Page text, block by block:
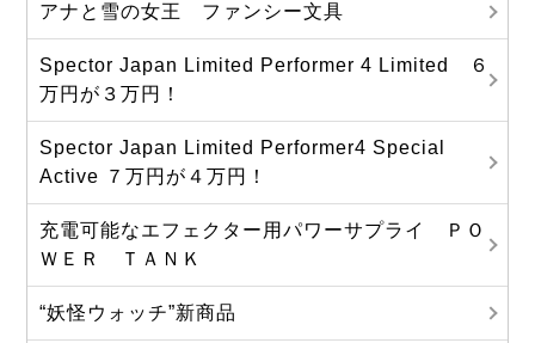
アナと雪の女王 ファンシー文具
Spector Japan Limited Performer 4 Limited ６
万円が３万円！
Spector Japan Limited Performer4 Special
Active ７万円が４万円！
充電可能なエフェクター用パワーサプライ ＰＯ
ＷＥＲ ＴＡＮＫ
“妖怪ウォッチ”新商品